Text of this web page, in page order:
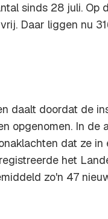
sinds 28 juli. Op
Daar liggen nu
daalt doordat de
opgenomen. In de
dat ze in
het
zo'n 47